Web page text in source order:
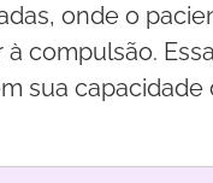
onde o
compulsão.
sua capacidade